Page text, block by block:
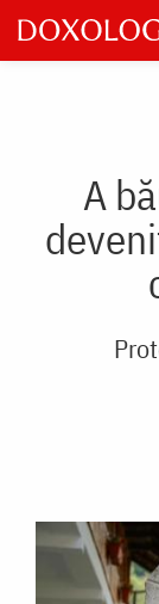
Skip
to
main
A